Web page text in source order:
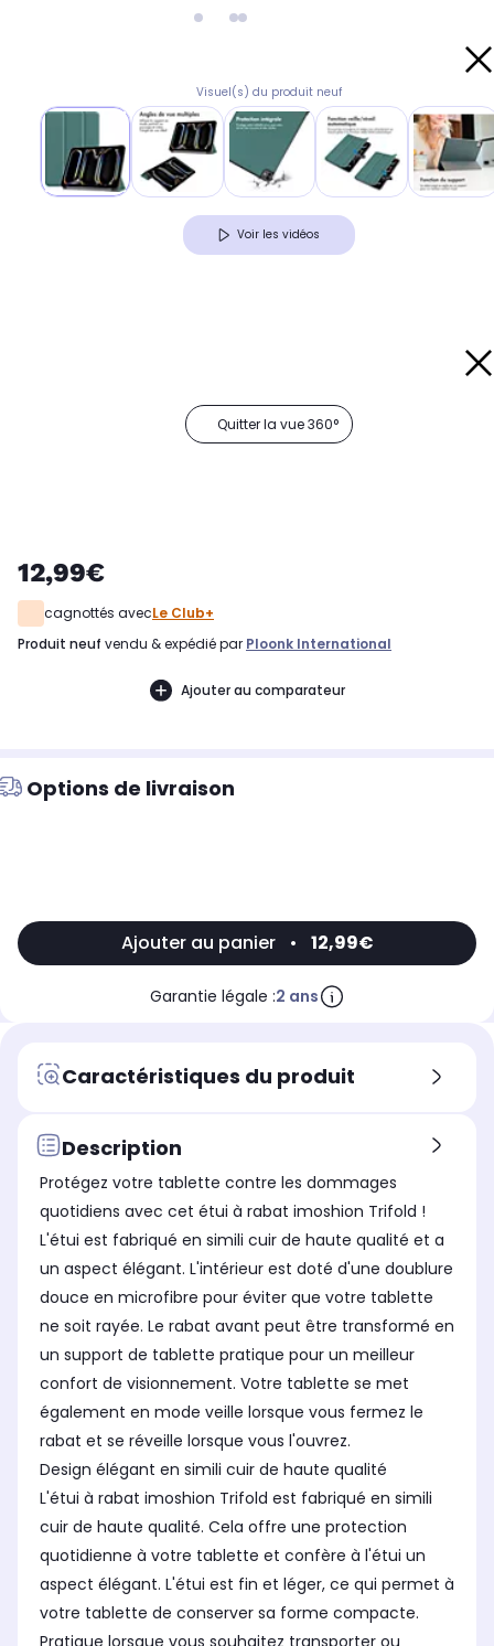
Visuel(s) du produit neuf
Voir les vidéos
Quitter la vue 360°
12,99€
cagnottés avecLe Club+
produit neuf vendu & expédié par Ploonk International
Ajouter au comparateur
Options de livraison
Ajouter au panier • 12,99€
Garantie légale :2 ans
Caractéristiques du produit
Description
Protégez votre tablette contre les dommages
quotidiens avec cet étui à rabat imoshion Trifold !
L'étui est fabriqué en simili cuir de haute qualité et a
un aspect élégant. L'intérieur est doté d'une doublure
douce en microfibre pour éviter que votre tablette
ne soit rayée. Le rabat avant peut être transformé en
un support de tablette pratique pour un meilleur
confort de visionnement. Votre tablette se met
également en mode veille lorsque vous fermez le
rabat et se réveille lorsque vous l'ouvrez.
Design élégant en simili cuir de haute qualité
L'étui à rabat imoshion Trifold est fabriqué en simili
cuir de haute qualité. Cela offre une protection
quotidienne à votre tablette et confère à l'étui un
aspect élégant. L'étui est fin et léger, ce qui permet à
votre tablette de conserver sa forme compacte.